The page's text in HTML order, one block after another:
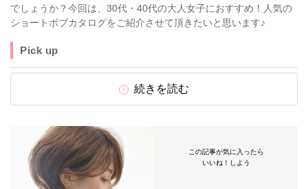
でしょうか？今回は、30代・40代の大人女子におすすめ！人気の
ショートボブカタログをご紹介させて頂きたいと思います♪
Pick up
続きを読む
この記事が気に入ったら
いいね！しよう